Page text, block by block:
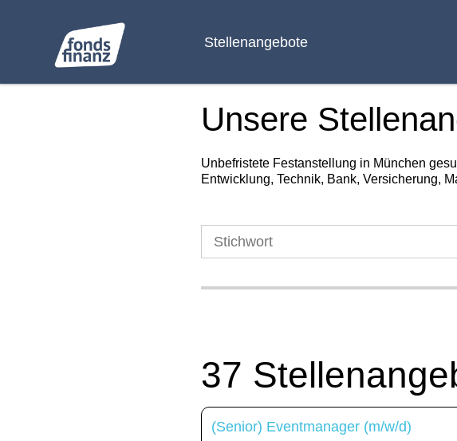
Stellenangebote
Unsere
Unbefristete Festanstellung in München
Entwicklung, Technik, Bank, Versicherung,
37
(Senior) Eventmanager (m/w/d)